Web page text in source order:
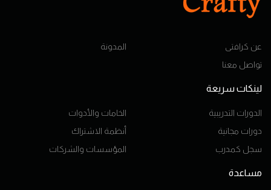
عن كرافتى
المدونة
تواصل معنا
لينكات سريعة
الدورات التدريبية
الخامات والأدوات
دورات مجانية
أنظمة الاشتراك
سجل كمدرب
المؤسسات والشركات
مساعدة